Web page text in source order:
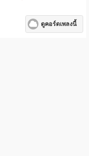
ดูคอร์ดเพลงนี้